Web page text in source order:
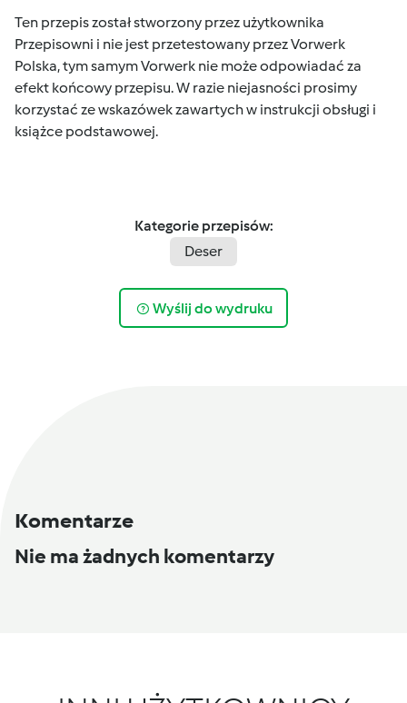
Ten przepis został stworzony przez użytkownika
Przepisowni i nie jest przetestowany przez Vorwerk
Polska, tym samym Vorwerk nie może odpowiadać za
efekt końcowy przepisu. W razie niejasności prosimy
korzystać ze wskazówek zawartych w instrukcji obsługi i
książce podstawowej.
Kategorie przepisów:
Deser
Wyślij do wydruku
Komentarze
Nie ma żadnych komentarzy